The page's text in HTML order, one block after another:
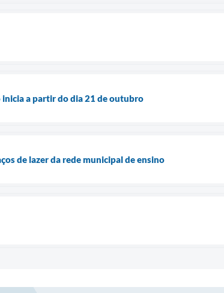
inicia a partir do dia 21 de outubro
de lazer da rede municipal de ensino